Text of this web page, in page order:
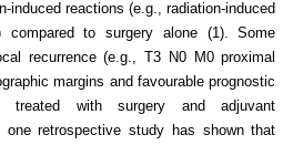
induced reactions (e.g., radiation-induced
compared to surgery alone (1). Some
recurrence (e.g., T3 N0 M0 proximal
margins and favourable prognostic
treated with surgery and adjuvant
one retrospective study has shown that